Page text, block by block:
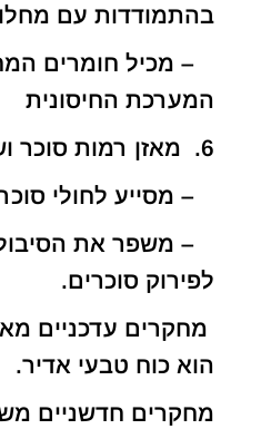
בהתמודדות עם
– מכיל חומרים
המערכת החיסונית
6. מאזן רמות סוכר ושומנים בדם.
– מסייע לחולי
– משפר את
לפירוק סוכרים.
מחקרים עדכניים
הוא כוח טבעי אדיר.